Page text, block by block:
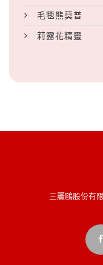
毛毯熊莫普
莉露花精靈
三麗鷗股份有